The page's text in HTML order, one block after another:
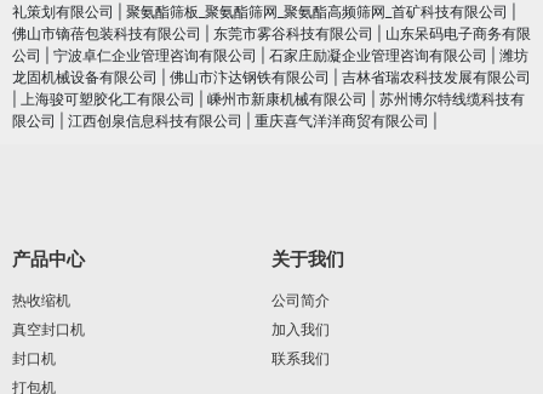
礼策划有限公司
聚氨酯筛板_聚氨酯筛网_聚氨酯高频筛网_首矿科技有限公司
佛山市镝蓓包装科技有限公司
东莞市雾谷科技有限公司
山东呆码电子商务有限
公司
宁波卓仁企业管理咨询有限公司 石家庄励凝企业管理咨询有限公司
潍坊
龙固机械设备有限公司
佛山市汴达钢铁有限公司
吉林省瑞农科技发展有限公司
上海骏可塑胶化工有限公司 嵊州市新康机械有限公司
苏州博尔特线缆科技有
限公司
江西创泉信息科技有限公司 重庆喜气洋洋商贸有限公司
产品中心
热收缩机
真空封口机
封口机
打包机
关于我们
公司简介
加入我们
联系我们